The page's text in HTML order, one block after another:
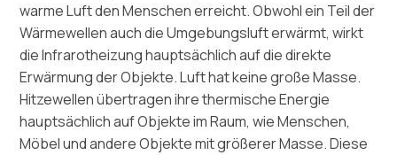
warme Luft den Menschen erreicht. Obwohl ein Teil der
Wärmewellen auch die Umgebungsluft erwärmt, wirkt
die Infrarotheizung hauptsächlich auf die direkte
Erwärmung der Objekte. Luft hat keine große Masse.
Hitzewellen übertragen ihre thermische Energie
hauptsächlich auf Objekte im Raum, wie Menschen,
Möbel und andere Objekte mit größerer Masse. Diese